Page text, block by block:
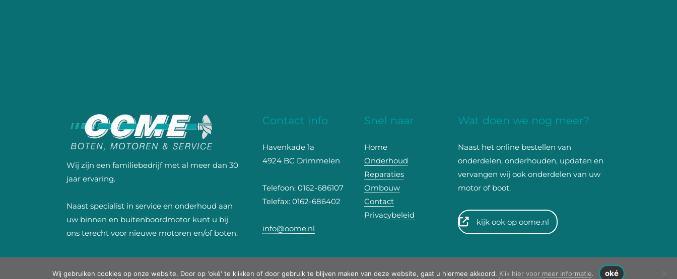
Wij zijn een familiebedrijf met al meer dan 30
jaar ervaring.
Naast specialist in service en onderhoud aan
uw binnen en buitenboordmotor kunt u bij
ons terecht voor nieuwe motoren en/of boten.
Contact info
Havenkade 1a
4924 BC Drimmelen
Telefoon: 0162-686107
Telefax: 0162-686402
info@oome.nl
Snel naar
Home
Onderhoud
Reparaties
Ombouw
Contact
Privacybeleid
Wat doen we nog meer?
Naast het online bestellen van
onderdelen, onderhouden, updaten en
vervangen wij ook onderdelen van uw
motor of boot.
kijk ook op oome.nl
Ontwikkeling doorProbu Online
Wij gebruiken cookies op onze website. Door op 'oké' te klikken of door gebruik te blijven maken van deze website, gaat u hiermee akkoord. Klik hier voor meer informatie. oké